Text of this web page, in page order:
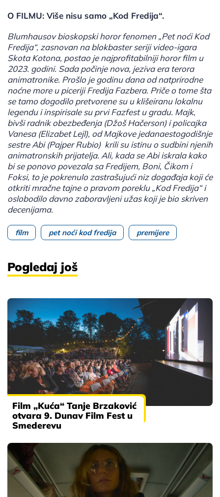
O FILMU: Više nisu samo „Kod Fredija“.
Blumhausov bioskopski horor fenomen „Pet noći Kod
Fredija“, zasnovan na blokbaster seriji video-igara
Skota Kotona, postao je najprofitabilniji horor film u
2023. godini. Sada počinje nova, jeziva era terora
animatronike. Prošlo je godinu dana od natprirodne
noćne more u piceriji Fredija Fazbera. Priče o tome šta
se tamo dogodilo pretvorene su u klišeiranu lokalnu
legendu i inspirisale su prvi Fazfest u gradu. Majk,
bivši radnik obezbeđenja (Džoš Hačerson) i policajka
Vanesa (Elizabet Lejl), od Majkove jedanaestogodišnje
sestre Abi (Pajper Rubio) krili su istinu o sudbini njenih
animatronskih prijatelja. Ali, kada se Abi iskrala kako
bi se ponovo povezala sa Fredijem, Boni, Čikom i
Foksi, to je pokrenulo zastrašujući niz događaja koji će
otkriti mračne tajne o pravom poreklu „Kod Fredija“ i
oslobodilo davno zaboravljeni užas koji je bio skriven
decenijama.
film pet noći kod fredija premijere
Pogledaj još
Film „Kuća“ Tanje Brzaković
otvara 9. Dunav Film Fest u
Smederevu